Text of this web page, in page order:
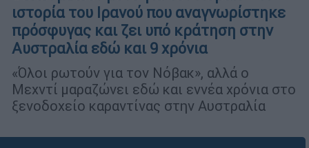
ιστορία του Ιρανού που αναγνωρίστηκε
πρόσφυγας και ζει υπό κράτηση στην
Αυστραλία εδώ και 9 χρόνια
«Όλοι ρωτούν για τον Νόβακ», αλλά ο
Μεχντί μαραζώνει εδώ και εννέα χρόνια στο
ξενοδοχείο καραντίνας στην Αυστραλία